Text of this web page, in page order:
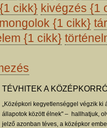
{1 cikk} kivégzés {1
mongolok {1 cikk}
{1 cikk}
TÉVHITEK A
„Középkori kegyetlenséggel végzik ki
állapotok között élnek" – hallhatjuk,
jelző azonban téves, a középkor